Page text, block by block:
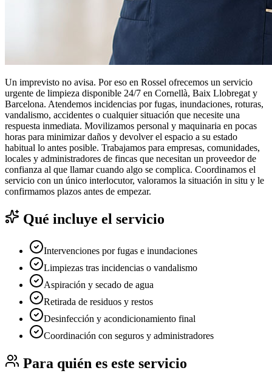
Un imprevisto no avisa. Por eso en Rossel ofrecemos un servicio
urgente de limpieza disponible 24/7 en Cornellà, Baix Llobregat y
Barcelona. Atendemos incidencias por fugas, inundaciones, roturas,
vandalismo, accidentes o cualquier situación que necesite una
respuesta inmediata. Movilizamos personal y maquinaria en pocas
horas para minimizar daños y devolver el espacio a su estado
habitual lo antes posible. Trabajamos para empresas, comunidades,
locales y administradores de fincas que necesitan un proveedor de
confianza al que llamar cuando algo se complica. Coordinamos el
servicio con un único interlocutor, valoramos la situación in situ y le
confirmamos plazos antes de empezar.
Qué incluye el servicio
Intervenciones por fugas e inundaciones
Limpiezas tras incidencias o vandalismo
Aspiración y secado de agua
Retirada de residuos y restos
Desinfección y acondicionamiento final
Coordinación con seguros y administradores
Para quién es este servicio